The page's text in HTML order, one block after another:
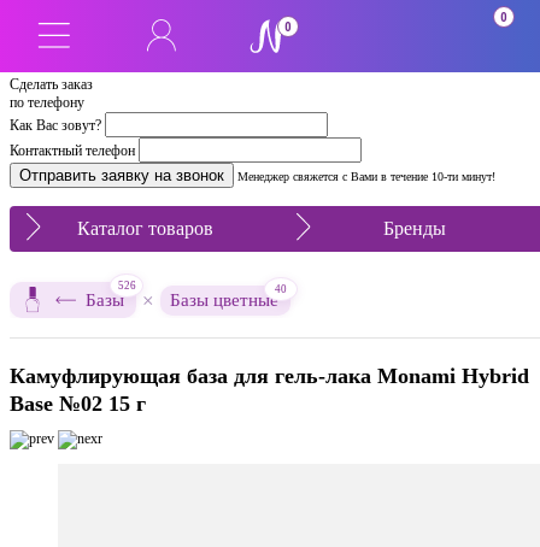
Сделать заказ
по телефону
Как Вас зовут?
Контактный телефон
Менеджер свяжется с Вами в течение 10-ти минут!
0
0
Каталог товаров Бренды
Базы
526
× Базы цветные
40
Камуфлирующая база для гель-лака Monami Hybrid
Base №02 15 г